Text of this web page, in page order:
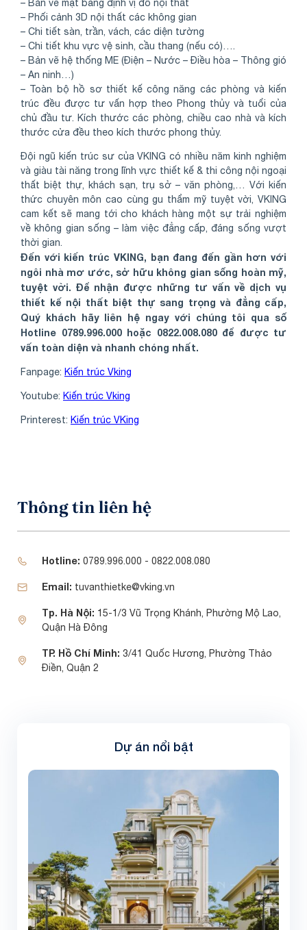
– Bản vẽ mặt bằng định vị đồ nội thất
– Phối cảnh 3D nội thất các không gian
– Chi tiết sàn, trần, vách, các diện tường
– Chi tiết khu vực vệ sinh, cầu thang (nếu có)….
– Bản vẽ hệ thống ME (Điện – Nước – Điều hòa – Thông gió
– An ninh…)
– Toàn bộ hồ sơ thiết kế công năng các phòng và kiến
trúc đều được tư vấn hợp theo Phong thủy và tuổi của
chủ đầu tư. Kích thước các phòng, chiều cao nhà và kích
thước cửa đều theo kích thước phong thủy.
Đội ngũ kiến trúc sư của VKING có nhiều năm kinh nghiệm
và giàu tài năng trong lĩnh vực thiết kế & thi công nội ngoại
thất biệt thự, khách sạn, trụ sở – văn phòng,… Với kiến
thức chuyên môn cao cùng gu thẩm mỹ tuyệt vời, VKING
cam kết sẽ mang tới cho khách hàng một sự trải nghiệm
về không gian sống – làm việc đẳng cấp, đáng sống vượt
thời gian.
Đến với kiến trúc VKING, bạn đang đến gần hơn với
ngôi nhà mơ ước, sở hữu không gian sống hoàn mỹ,
tuyệt vời. Để nhận được những tư vấn về dịch vụ
thiết kế nội thất biệt thự sang trọng và đẳng cấp,
Quý khách hãy liên hệ ngay với chúng tôi qua số
Hotline 0789.996.000 hoặc 0822.008.080 để được tư
vấn toàn diện và nhanh chóng nhất.
Fanpage: Kiến trúc Vking
Youtube: Kiến trúc Vking
Printerest: Kiến trúc VKing
Thông tin liên hệ
Hotline: 0789.996.000 - 0822.008.080
Email: tuvanthietke@vking.vn
Tp. Hà Nội: 15-1/3 Vũ Trọng Khánh, Phường Mộ Lao,
Quận Hà Đông
TP. Hồ Chí Minh: 3/41 Quốc Hương, Phường Thảo
Điền, Quận 2
Dự án nổi bật